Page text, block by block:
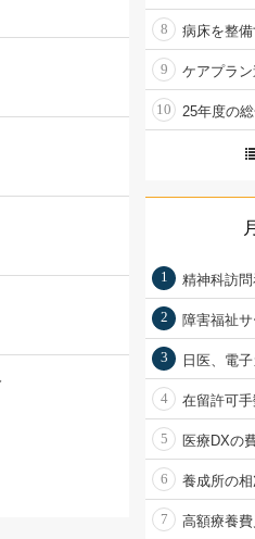
8 病床を整備
9 ケアプラ
10 25年度の
1 精神科訪
2 障害福祉
3 日医、電
4 在留許可手
5 医療DXの
6 養成所の相
7 高額療養